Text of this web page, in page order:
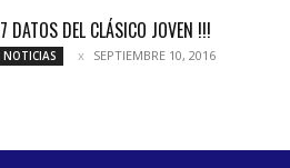
7 DATOS DEL CLÁSICO JOVEN !!!
NOTICIAS SEPTIEMBRE 10, 2016